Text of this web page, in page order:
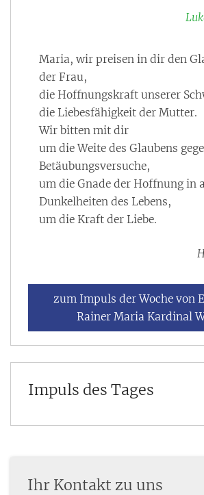
Maria, wir preisen in dir den
der Frau,
die Hoffnungskraft unserer
die Liebesfähigkeit der Mutter.
Wir bitten mit dir
um die Weite des Glaubens
Betäubungsversuche,
um die Gnade der Hoffnung in
Dunkelheiten des Lebens,
um die Kraft der Liebe.
zum Impuls der Woche von
Rainer Maria Kardinal
Impuls des Tages
Ihr Kontakt zu uns